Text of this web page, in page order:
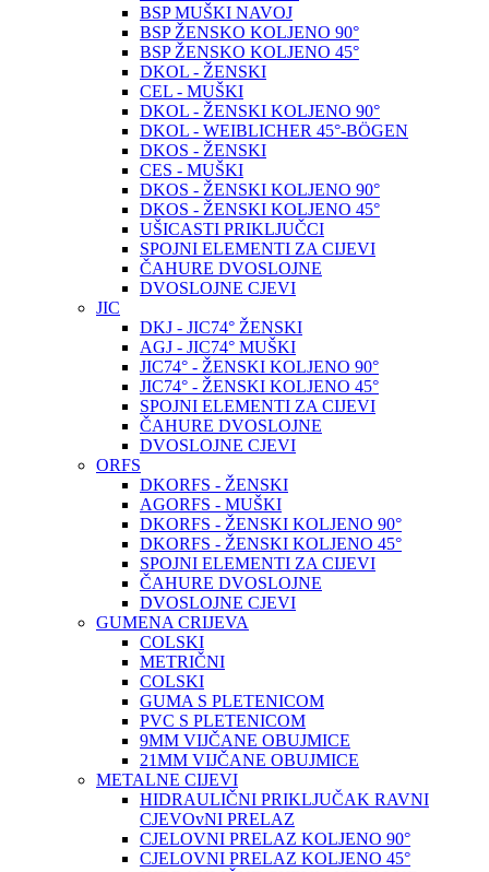
BSP MUŠKI NAVOJ
BSP ŽENSKO KOLJENO 90°
BSP ŽENSKO KOLJENO 45°
DKOL - ŽENSKI
CEL - MUŠKI
DKOL - ŽENSKI KOLJENO 90°
DKOL - WEIBLICHER 45°-BÖGEN
DKOS - ŽENSKI
CES - MUŠKI
DKOS - ŽENSKI KOLJENO 90°
DKOS - ŽENSKI KOLJENO 45°
UŠICASTI PRIKLJUČCI
SPOJNI ELEMENTI ZA CIJEVI
ČAHURE DVOSLOJNE
DVOSLOJNE CJEVI
JIC
DKJ - JIC74° ŽENSKI
AGJ - JIC74° MUŠKI
JIC74° - ŽENSKI KOLJENO 90°
JIC74° - ŽENSKI KOLJENO 45°
SPOJNI ELEMENTI ZA CIJEVI
ČAHURE DVOSLOJNE
DVOSLOJNE CJEVI
ORFS
DKORFS - ŽENSKI
AGORFS - MUŠKI
DKORFS - ŽENSKI KOLJENO 90°
DKORFS - ŽENSKI KOLJENO 45°
SPOJNI ELEMENTI ZA CIJEVI
ČAHURE DVOSLOJNE
DVOSLOJNE CJEVI
GUMENA CRIJEVA
COLSKI
METRIČNI
COLSKI
GUMA S PLETENICOM
PVC S PLETENICOM
9MM VIJČANE OBUJMICE
21MM VIJČANE OBUJMICE
METALNE CIJEVI
HIDRAULIČNI PRIKLJUČAK RAVNI
CJEVOvNI PRELAZ
CJELOVNI PRELAZ KOLJENO 90°
CJELOVNI PRELAZ KOLJENO 45°